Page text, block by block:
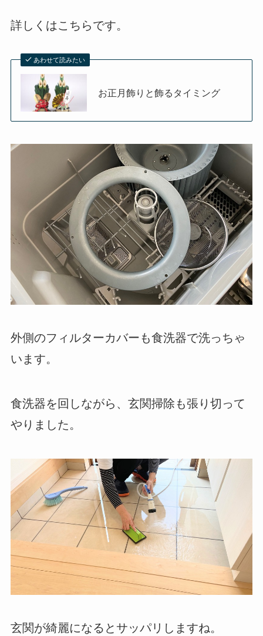
詳しくはこちらです。
あわせて読みたい
お正月飾りと飾るタイミング
外側のフィルターカバーも食洗器で洗っちゃ
います。
食洗器を回しながら、玄関掃除も張り切って
やりました。
玄関が綺麗になるとサッパリしますね。